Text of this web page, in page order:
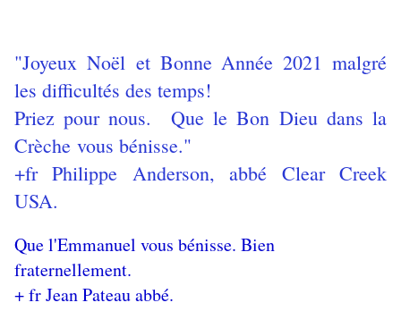
"Joyeux Noël et Bonne Année 2021 malgré
les difficultés des temps!
Priez pour nous. Que le Bon Dieu dans la
Crèche vous bénisse."
+fr Philippe Anderson, abbé Clear Creek
USA.
Que l'Emmanuel vous bénisse. Bien
fraternellement.
+ fr Jean Pateau abbé.